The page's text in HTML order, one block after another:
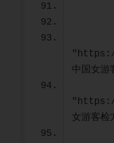
"https://
中国女
"https://
女游客检